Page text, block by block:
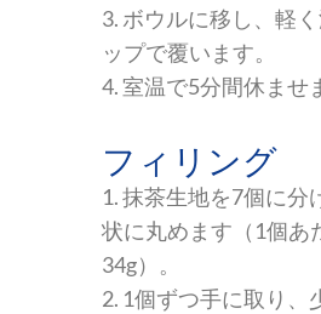
3. ボウルに移し、軽
ップで覆います。
4. 室温で5分間休ませ
フィリング
1. 抹茶生地を7個に分
状に丸めます（1個あ
34g）。
2. 1個ずつ手に取り、